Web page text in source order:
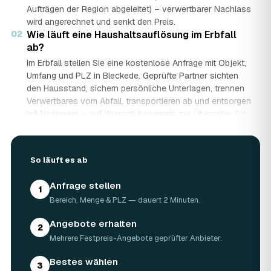
Aufträgen der Region abgeleitet) – verwertbarer Nachlass
wird angerechnet und senkt den Preis.
02 Wie läuft eine Haushaltsauflösung im Erbfall
ab?
Im Erbfall stellen Sie eine kostenlose Anfrage mit Objekt,
Umfang und PLZ in Bleckede. Geprüfte Partner sichten
den Hausstand, sichern persönliche Unterlagen, trennen
Verwertbares vom Abfall, transportieren ab und entsorgen
mit Nachweis – auf Wunsch besenrein zur Übergabe. Sie
Ruhe, gerade wenn mehrere Erben beteiligt sind.
angerechnet?
Ja. Antiquitäten, Möbel, Schmuck und ganze Sammlungen
aus dem Nachlass werden fachkundig begutachtet und
auf den Preis angerechnet. Bei wertvollem Hausstand
kann die Haushaltsauflösung in Bleckede dadurch nahezu
kostenneutral werden – in Einzelfällen bis hin zu
Nullkosten.
Wie lange dauert eine Haushaltsauflösung in
So läuft es ab
1 Anfrage stellen
Bereich, Menge & PLZ — dauert 2 Minuten.
2 Angebote erhalten
Mehrere Festpreis-Angebote geprüfter Anbieter.
3 Bestes wählen